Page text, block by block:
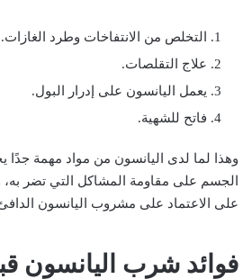
التخلص من الانتفاخات وطرد الغازات.
علاج التقلصات.
يعمل اليانسون على إدرار البول.
فاتح للشهية.
وهذا لما لدى اليانسون من مواد مهمة جدًا
الجسم على مقاومة المشاكل التي تضر
على الاعتماد على مشروب اليانسون
فوائد شرب اليانسون